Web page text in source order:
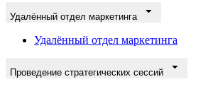
Удалённый отдел маркетинга
Удалённый отдел маркетинга
Проведение стратегических сессий